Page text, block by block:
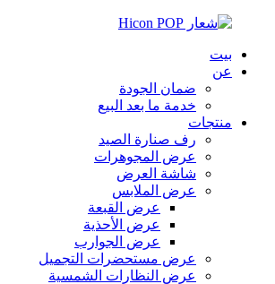
بيت
عن
ضمان الجودة
خدمة ما بعد البيع
منتجات
رف صنارة الصيد
عرض المجوهرات
شاشة العرض
عرض الملابس
عرض القبعة
عرض الأحذية
عرض الجوارب
عرض مستحضرات التجميل
عرض النظارات الشمسية